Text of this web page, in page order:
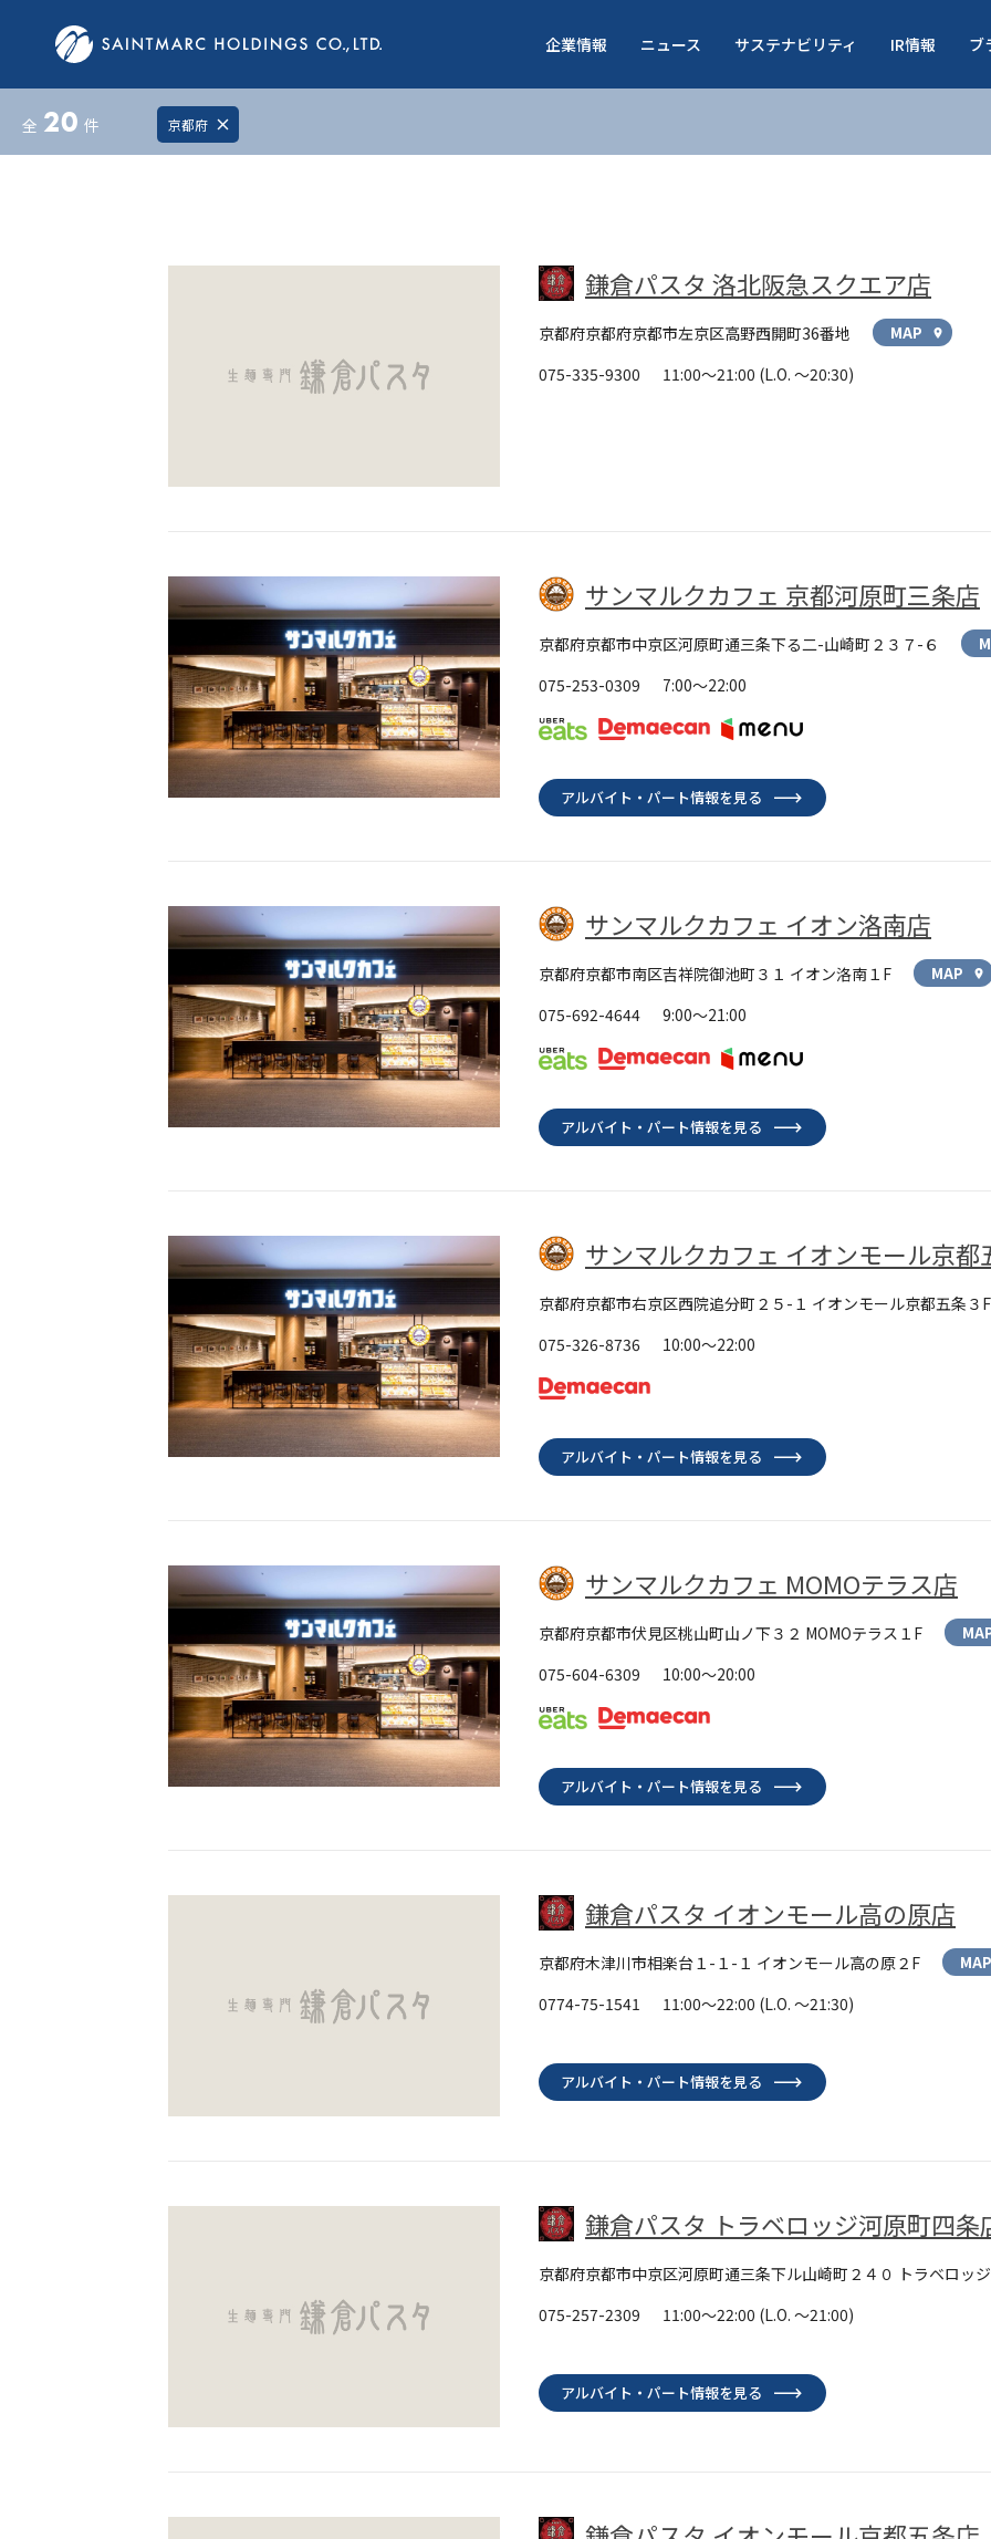
企業情報 ニュース サステナビリティ IR情報 ブ
全 20 件 京都府 close
鎌倉パスタ 洛北阪急スクエア店
京都府京都府京都市左京区高野西開町36番地 MAP location_on
075-335-9300 11:00～21:00 (L.O. ～20:30)
サンマルクカフェ 京都河原町三条店
京都府京都市中京区河原町通三条下る二-山崎町２３７-６
075-253-0309 7:00～22:00
アルバイト・パート情報を見る
サンマルクカフェ イオン洛南店
京都府京都市南区吉祥院御池町３１ イオン洛南１F MAP location_on
075-692-4644 9:00～21:00
アルバイト・パート情報を見る
サンマルクカフェ イオンモール京都
京都府京都市右京区西院追分町２５-１ イオンモール京都五条３F
075-326-8736 10:00～22:00
アルバイト・パート情報を見る
サンマルクカフェ MOMOテラス店
京都府京都市伏見区桃山町山ノ下３２ MOMOテラス１F
075-604-6309 10:00～20:00
アルバイト・パート情報を見る
鎌倉パスタ イオンモール高の原店
京都府木津川市相楽台１-１-１ イオンモール高の原２F MAP
0774-75-1541 11:00～22:00 (L.O. ～21:30)
アルバイト・パート情報を見る
鎌倉パスタ トラベロッジ河原町四条
京都府京都市中京区河原町通三条下ル山崎町２４０ トラベロッ
075-257-2309 11:00～22:00 (L.O. ～21:00)
アルバイト・パート情報を見る